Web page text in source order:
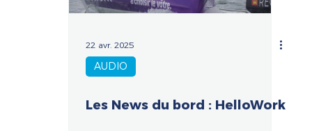
22 avr. 2025
AUDIO
Les News du bord : HelloWork